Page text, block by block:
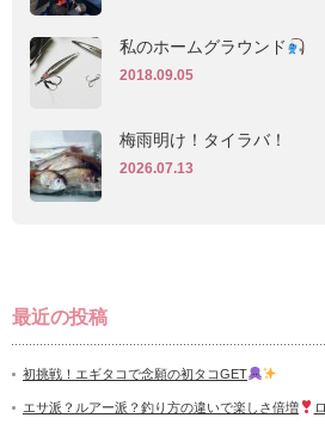
私のホームグラウンド
2018.09.05
梅雨明け！タイラバ！
2026.07.13
最近の投稿
初挑戦！エギタコで念願の初タコGET
エサ派？ルアー派？釣り方の違いで楽しさ倍増